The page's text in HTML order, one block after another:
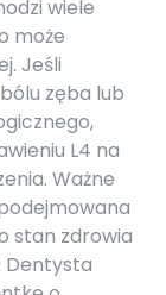
wiele
może
Jeśli
zęba lub
L4 na
Ważne
stan zdrowia
Dentysta